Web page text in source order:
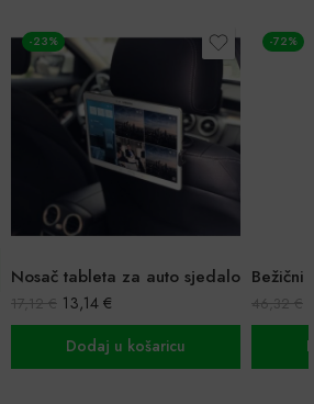
-72%
Bežični auto punjač/držač za mobitel
46,32
Dodaj u košaricu